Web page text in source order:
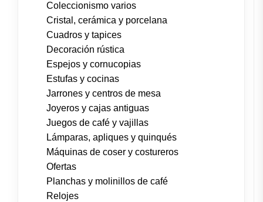
Coleccionismo varios
Cristal, cerámica y porcelana
Cuadros y tapices
Decoración rústica
Espejos y cornucopias
Estufas y cocinas
Jarrones y centros de mesa
Joyeros y cajas antiguas
Juegos de café y vajillas
Lámparas, apliques y quinqués
Máquinas de coser y costureros
Ofertas
Planchas y molinillos de café
Relojes